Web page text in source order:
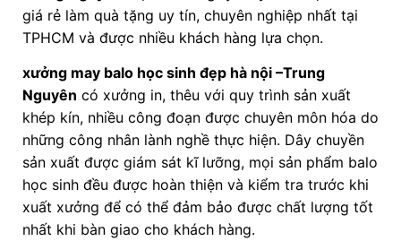
giá rẻ làm quà tặng uy tín, chuyên nghiệp nhất tại
TPHCM và được nhiều khách hàng lựa chọn.
xưởng may balo học sinh đẹp hà nội –Trung
Nguyên có xưởng in, thêu với quy trình sản xuất
khép kín, nhiều công đoạn được chuyên môn hóa do
những công nhân lành nghề thực hiện. Dây chuyền
sản xuất được giám sát kĩ lưỡng, mọi sản phẩm balo
học sinh đều được hoàn thiện và kiểm tra trước khi
xuất xưởng để có thể đảm bảo được chất lượng tốt
nhất khi bàn giao cho khách hàng.